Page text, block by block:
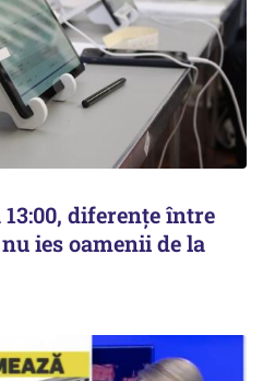
diferenţe între
ies oamenii de la